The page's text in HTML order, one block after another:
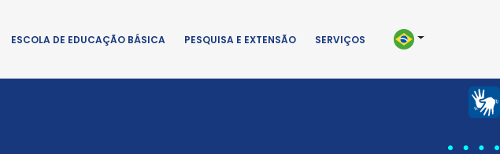
ESCOLA DE EDUCAÇÃO BÁSICA PESQUISA E EXTENSÃO SERVIÇOS